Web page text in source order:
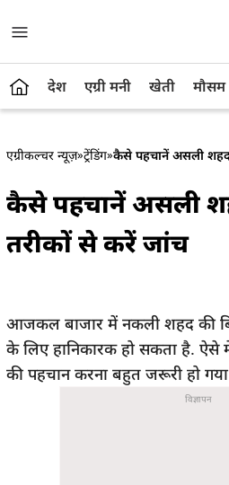
देश एग्री मनी खेती मौसम
एग्रीकल्चर न्यूज़»ट्रेंडिंग»कैसे पहचानें असली
कैसे पहचानें असली
तरीकों से करें जांच
आजकल बाजार में नकली शहद की
के लिए हानिकारक हो सकता है.
की पहचान करना बहुत जरूरी हो